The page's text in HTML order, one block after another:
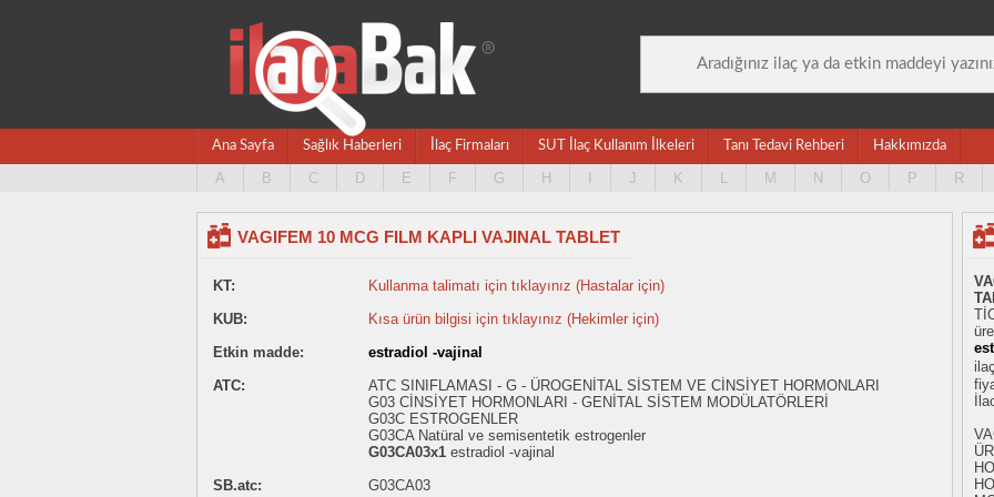
Ana Sayfa Sağlık Haberleri İlaç Firmaları SUT İlaç Kullanım İlkeleri Tanı Tedavi Rehberi Hakkımızda
A B C D E F G H J K L M N O P R
VAGIFEM 10 MCG FILM KAPLI VAJINAL TABLET
KT:
Kullanma talimatı için tıklayınız (Hastalar için)
KUB:
Kısa ürün bilgisi için tıklayınız (Hekimler için)
Etkin madde:
estradiol -vajinal
ATC:
ATC SINIFLAMASI - G - ÜROGENİTAL SİSTEM VE CİNSİYET HORMONLARI
G03 CİNSİYET HORMONLARI - GENİTAL SİSTEM MODÜLATÖRLERİ
G03C ESTROGENLER
G03CA Natüral ve semisentetik estrogenler
G03CA03x1 estradiol -vajinal
SB.atc:
G03CA03